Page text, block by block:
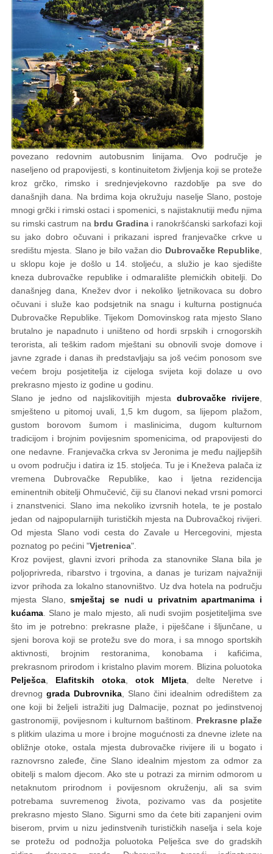
povezano redovnim autobusnim linijama. Ovo područje je
naseljeno od prapovijesti, s kontinuitetom življenja koji se proteže
kroz grčko, rimsko i srednjevjekovno razdoblje pa sve do
današnjih dana. Na brdima koja okružuju naselje Slano, postoje
mnogi grčki i rimski ostaci i spomenici, s najistaknutiji među njima
su rimski castrum na brdu Gradina i ranokršćanski sarkofazi koji
su jako dobro očuvani i prikazani ispred franjevačke crkve u
središtu mjesta. Slano je bilo važan dio Dubrovačke Republike
u sklopu koje je došlo u 14. stoljeću, a služio je kao sjedište
kneza dubrovačke republike i odmaralište plemićkih obitelji. Do
današnjeg dana, Knežev dvor i nekoliko ljetnikovaca su dobro
očuvani i služe kao podsjetnik na snagu i kulturna postignuća
Dubrovačke Republike. Tijekom Domovinskog rata mjesto Slano
brutalno je napadnuto i uništeno od hordi srpskih i crnogorskih
terorista, ali teškim radom mještani su obnovili svoje domove i
javne zgrade i danas ih predstavljaju sa još većim ponosom sve
većem broju posjetitelja iz cijeloga svijeta koji dolaze u ovo
prekrasno mjesto iz godine u godinu.
Slano je jedno od najslikovitijih mjesta dubrovačke rivijere
smješteno u pitomoj uvali, 1,5 km dugom, sa lijepom plažom,
gustom borovom šumom i maslinicima, dugom kulturnom
tradicijom i brojnim povijesnim spomenicima, od prapovijesti do
one nedavne. Franjevačka crkva sv Jeronima je među najljepših
u ovom području i datira iz 15. stoljeća. Tu je i Kneževa palača iz
vremena Dubrovačke Republike, kao i ljetna rezidencija
eminentnih obitelji Ohmučević, čiji su članovi nekad vrsni pomorci
i znanstvenici. Slano ima nekoliko izvrsnih hotela, te je postalo
jedan od najpopularnijih turističkih mjesta na Dubrovačkoj rivijeri.
Od mjesta Slano vodi cesta do Zavale u Hercegovini, mjesta
poznatog po pećini "Vjetrenica".
Kroz povijest, glavni izvori prihoda za stanovnike Slana bila je
poljoprivreda, ribarstvo i trgovina, a danas je turizam najvažniji
izvor prihoda za lokalno stanovništvo. Uz dva hotela na području
mjesta Slano,smještaj se nudi u privatnim apartmanima i
kućama . Slano je malo mjesto, ali nudi svojim posjetiteljima sve
što im je potrebno: prekrasne plaže, i piješčane i šljunčane, u
sjeni borova koji se protežu sve do mora, i sa mnogo sportskih
aktivnosti, brojnim restoranima, konobama i kafićima,
prekrasnom prirodom i kristalno plavim morem. Blizina poluotoka
Pelješca
Elafitskih otoka otok Mljeta , delte Neretve i
drevnog grada Dubrovnika , Slano čini idealnim odredištem za
one koji bi željeli istražiti jug Dalmacije, poznat po jedinstvenoj
gastronomiji, povijesnom i kulturnom baštinom. Prekrasne plaže
s plitkim ulazima u more i brojne mogućnosti za dnevne izlete na
obližnje otoke, ostala mjesta dubrovačke rivijere ili u bogato i
raznovrsno zaleđe, čine Slano idealnim mjestom za odmor za
obitelji s malom djecom. Ako ste u potrazi za mirnim odmorom u
netaknutom prirodnom i povijesnom okruženju, ali sa svim
potrebama suvremenog života, pozivamo vas da posjetite
prekrasno mjesto Slano. Sigurni smo da ćete biti zapanjeni ovim
biserom, prvim u nizu jedinstvenih turističkih naselja i sela koje
se protežu od podnožja poluotoka Pelješca sve do gradskih